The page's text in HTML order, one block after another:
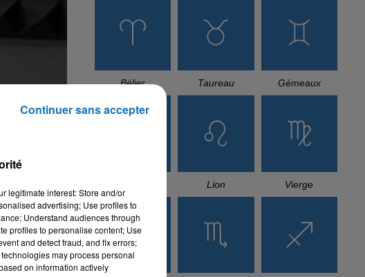
Bélier Taureau Gémeaux
Lion Vierge
legitimate interest: Store and/or
advertising; Use profiles to
Understand audiences through
profiles to personalise content; Use
and detect fraud, and fix errors;
may process personal
on information actively
Continuer sans accepter